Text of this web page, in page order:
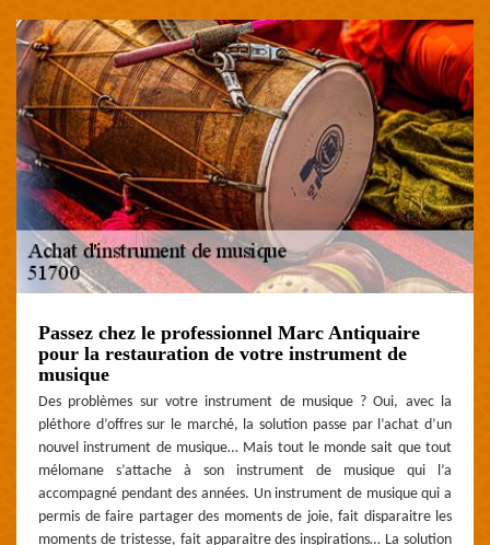
Passez chez le professionnel Marc Antiquaire
pour la restauration de votre instrument de
musique
Des problèmes sur votre instrument de musique ? Oui, avec la
pléthore d’offres sur le marché, la solution passe par l’achat d’un
nouvel instrument de musique… Mais tout le monde sait que tout
mélomane s’attache à son instrument de musique qui l’a
accompagné pendant des années. Un instrument de musique qui a
permis de faire partager des moments de joie, fait disparaitre les
moments de tristesse, fait apparaitre des inspirations… La solution